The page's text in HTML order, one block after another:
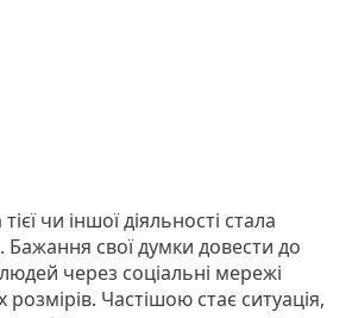
чи іншої діяльності стала
свої думки довести до
людей через соціальні мережі
Частішою стає ситуація,